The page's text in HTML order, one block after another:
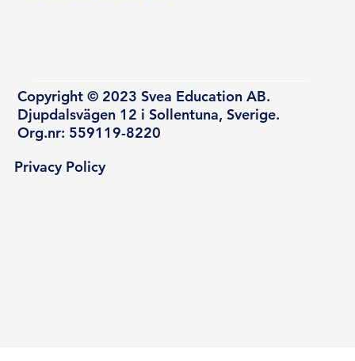
Copyright © 2023 Svea Education AB.
Djupdalsvägen 12 i Sollentuna, Sverige.
Org.nr: 559119-8220
Privacy Policy